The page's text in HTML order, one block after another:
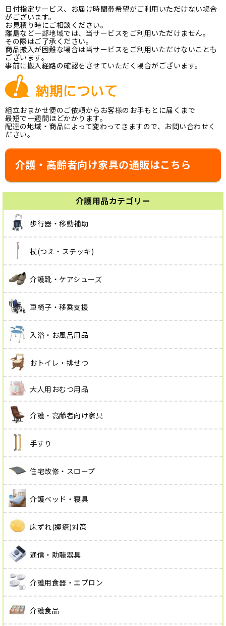
介護用品カテゴリー
歩行器・移動補助
杖(つえ・ステッキ)
介護靴・ケアシューズ
車椅子・移乗支援
入浴・お風呂用品
おトイレ・排せつ
大人用おむつ用品
介護・高齢者向け家具
手すり
住宅改修・スロープ
介護ベッド・寝具
床ずれ(褥瘡)対策
通信・助聴器具
介護用食器・エプロン
介護食品
日付指定サービス、お届け時間帯希望がご利用いただけない場合
がございます。
お見積り時にご相談ください。
離島など一部地域では、当サービスをご利用いただけません。
その際はご了承ください。
商品搬入が困難な場合は当サービスをご利用いただけないことも
ございます。
事前に搬入経路の確認をさせていただく場合がございます。
組立おまかせ便のご依頼からお客様のお手もとに届くまで
最短で一週間ほどかかります。
配達の地域・商品によって変わってきますので、お問い合わせく
ださい。
介護・高齢者向け家具の通販はこちら